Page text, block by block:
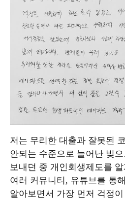
저는 무리한 대출과 잘못된
안되는 수준으로 늘어난 빚
보내던 중 개인회생제도를
여러 커뮤니티, 유튜브를 통
알아보면서 가장 먼저 걱정